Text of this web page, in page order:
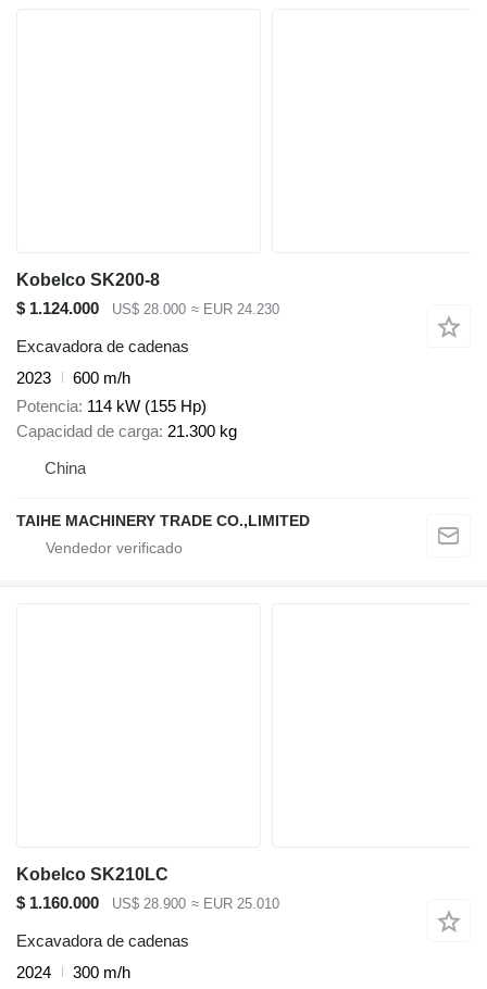
Kobelco SK200-8
$ 1.124.000
US$ 28.000 ≈ EUR 24.230
Excavadora de cadenas
2023
600 m/h
Potencia 114 kW (155 Hp)
Capacidad de carga 21.300 kg
China
TAIHE MACHINERY TRADE CO.,LIMITED
Kobelco SK210LC
$ 1.160.000
US$ 28.900 ≈ EUR 25.010
Excavadora de cadenas
2024
300 m/h